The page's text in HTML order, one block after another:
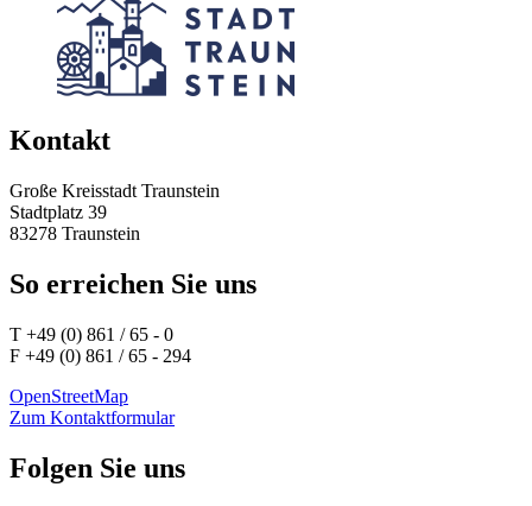
Kontakt
Große Kreisstadt Traunstein
Stadtplatz 39
83278 Traunstein
So erreichen Sie uns
T +49 (0) 861 / 65 - 0
F +49 (0) 861 / 65 - 294
OpenStreetMap
Zum Kontaktformular
Folgen Sie uns